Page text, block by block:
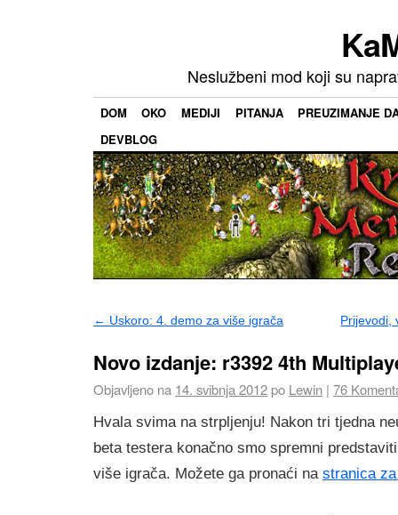
Neslužbeni mod koji su
DOM OKO MEDIJI PITANJA
PREUZIMANJE
DEVBLOG
← Uskoro: 4. demo za više igrača Prijevodi,
Novo izdanje: r3392 4th
Objavljeno na 14. svibnja 2012 po Lewin | 76
Hvala svima na strpljenju! Nakon tri tjedna
beta testera konačno smo spremni
više igrača. Možete ga pronaći na stranica